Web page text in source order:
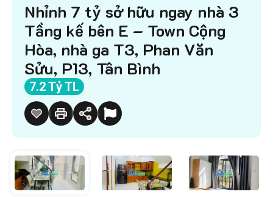
Nhỉnh 7 tỷ sở hữu ngay nhà 3
Tầng kế bên E – Town Cộng
Hòa, nhà ga T3, Phan Văn
Sửu, P13, Tân Bình
7.2 Tỷ TL